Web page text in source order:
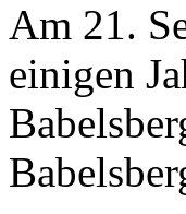
Am 21.
einigen